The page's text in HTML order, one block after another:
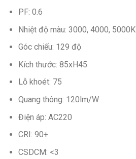
PF: 0.6
Nhiệt độ màu: 3000, 4000, 5000K
Góc chiếu: 129 độ
Kích thước: 85xH45
Lỗ khoét: 75
Quang thông: 120lm/W
Điện áp: AC220
CRI: 90+
CSDCM: <3